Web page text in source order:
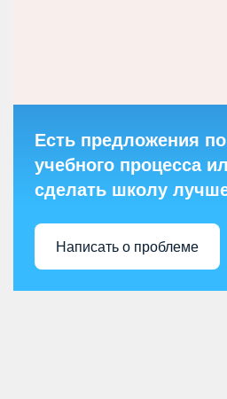
Есть предложения
учебного процесса
сделать школу
Написать о проблеме